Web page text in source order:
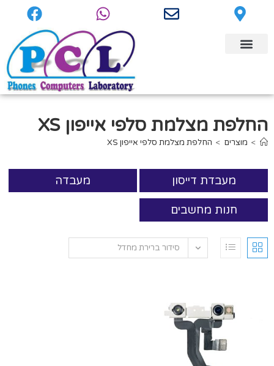
החלפת מצלמת סלפי אייפון XS
> מוצרים > החלפת מצלמת סלפי אייפון XS
מעבדת דייסון מעבדה
חנות מחשבים
סידור ברירת מחדל